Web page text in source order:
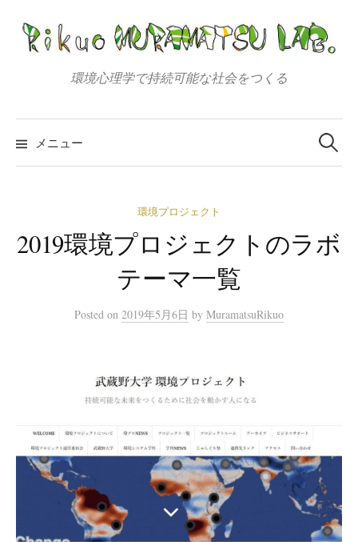
ン
へ
ス
環境心理学で持続可能な社会をつくる
メニュー
検
索:
環境プロジェクト
2019環境プロジェクトのラボ
テーマ一覧
Posted on 2019年5月6日 by MuramatsuRikuo